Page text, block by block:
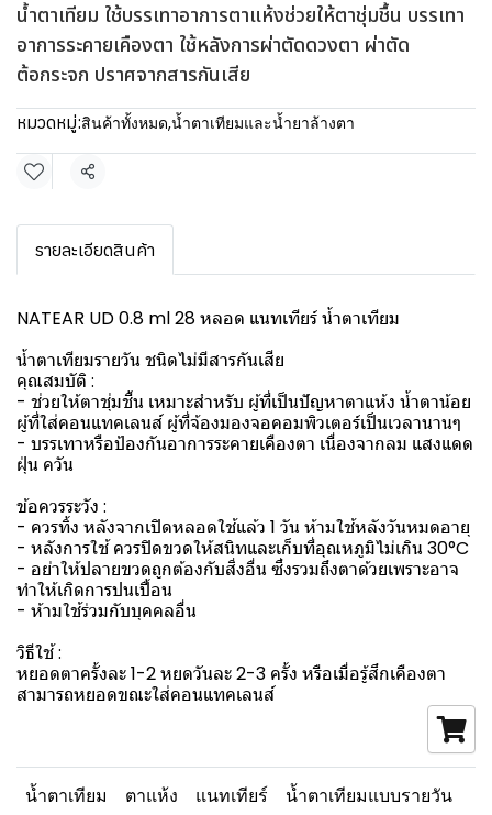
น้ำตาเทียม ใช้บรรเทาอาการตาแห้งช่วยให้ตาชุ่มชื้น บรรเทา
อาการระคายเคืองตา ใช้หลังการผ่าตัดดวงตา ผ่าตัด
ต้อกระจก ปราศจากสารกันเสีย
หมวดหมู่:สินค้าทั้งหมด,น้ำตาเทียมและน้ำยาล้างตา
แชร์
รายละเอียดสินค้า
NATEAR UD 0.8 ml 28 หลอด แนทเทียร์ น้ำตาเทียม
น้ำตาเทียมรายวัน ชนิดไม่มีสารกันเสีย
คุณสมบัติ :
- ช่วยให้ตาชุ่มชื้น เหมาะสำหรับ ผู้ที่เป็นปัญหาตาแห้ง น้ำตาน้อย
ผู้ที่ใส่คอนแทคเลนส์ ผู้ที่จ้องมองจอคอมพิวเตอร์เป็นเวลานานๆ
- บรรเทาหรือป้องกันอาการระคายเคืองตา เนื่องจากลม แสงแดด
ฝุ่น ควัน
ข้อควรระวัง :
- ควรทิ้ง หลังจากเปิดหลอดใช้แล้ว 1 วัน ห้ามใช้หลังวันหมดอายุ
- หลังการใช้ ควรปิดขวดให้สนิทและเก็บที่อุณหภูมิไม่เกิน 30°C
- อย่าให้ปลายขวดถูกต้องกับสิ่งอื่น ซึ่งรวมถึงตาด้วยเพราะอาจ
ทำให้เกิดการปนเปื้อน
- ห้ามใช้ร่วมกับบุคคลอื่น
วิธีใช้ :
หยอดตาครั้งละ 1-2 หยดวันละ 2-3 ครั้ง หรือเมื่อรู้สึกเคืองตา
สามารถหยอดขณะใส่คอนแทคเลนส์
น้ำตาเทียม ตาแห้ง แนทเทียร์
น้ำตาเทียมแบบรายวัน